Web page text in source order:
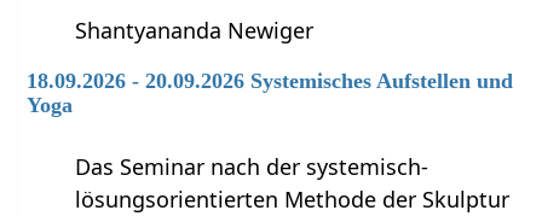
Shantyananda Newiger
18.09.2026 - 20.09.2026 Systemisches Aufstellen und
Yoga
Das Seminar nach der systemisch-
lösungsorientierten Methode der Skulptur